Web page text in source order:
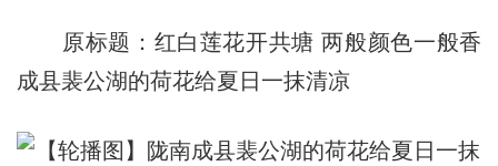
原标题：红白莲花开共塘 两般颜色一般香
成县裴公湖的荷花给夏日一抹清凉